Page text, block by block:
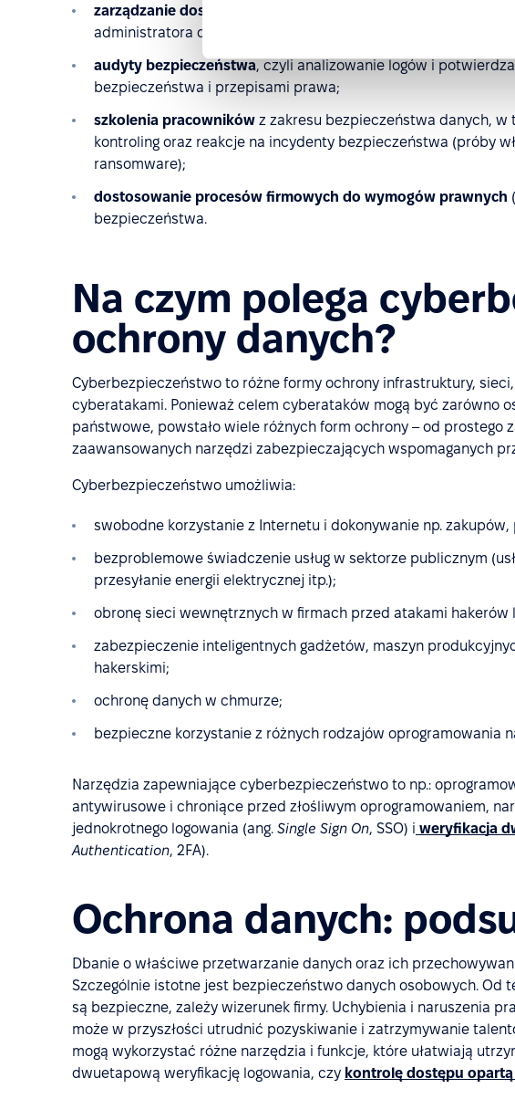
zarządzanie dostępem
administratora danych oraz sprawdzanie, jakie zasoby są
audyty bezpieczeństwa, czyli analizowanie logów i
bezpieczeństwa i przepisami prawa;
szkolenia pracowników z zakresu bezpieczeństwa danych,
kontroling oraz reakcje na incydenty bezpieczeństwa (próby
ransomware);
dostosowanie procesów firmowych do wymogów prawnych
bezpieczeństwa.
Na czym polega
ochrony danych?
Cyberbezpieczeństwo to różne formy ochrony infrastruktury,
cyberatakami. Ponieważ celem cyberataków mogą być zarówno
państwowe, powstało wiele różnych form ochrony – od prostego
zaawansowanych narzędzi zabezpieczających wspomaganych
Cyberbezpieczeństwo umożliwia:
swobodne korzystanie z Internetu i dokonywanie np.
bezproblemowe świadczenie usług w sektorze publicznym
przesyłanie energii elektrycznej itp.);
obronę sieci wewnętrznych w firmach przed atakami hakerów
zabezpieczenie inteligentnych gadżetów, maszyn
hakerskimi;
ochronę danych w chmurze;
bezpieczne korzystanie z różnych rodzajów oprogramowania
Narzędzia zapewniające cyberbezpieczeństwo to np.:
antywirusowe i chroniące przed złośliwym oprogramowaniem,
jednokrotnego logowania (ang. Single Sign On, SSO) i weryfikacja
Authentication, 2FA).
Ochrona danych:
Dbanie o właściwe przetwarzanie danych oraz ich
Szczególnie istotne jest bezpieczeństwo danych osobowych. Od
są bezpieczne, zależy wizerunek firmy. Uchybienia i naruszenia
może w przyszłości utrudnić pozyskiwanie i zatrzymywanie
mogą wykorzystać różne narzędzia i funkcje, które ułatwiają
dwuetapową weryfikację logowania, czy kontrolę dostępu